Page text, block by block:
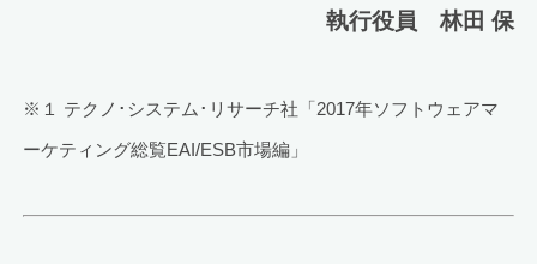
執行役員 林田 保
※１ テクノ･システム･リサーチ社「2017年ソフトウェアマ
ーケティング総覧EAI/ESB市場編」